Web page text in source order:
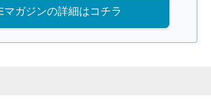
マガジンの詳細はコチラ